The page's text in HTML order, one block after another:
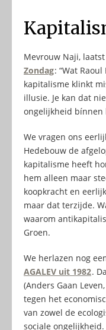
Mevrouw Naji,
Zondag: “Wat
kapitalisme klinkt
illusie. Je kan dat
ongelijkheid bínnen
We vragen ons
Hedebouw de
kapitalisme heeft
hem alleen maar
koopkracht en
maar dat terzijde.
waarom
Groen.
We herlazen nog
AGALEV uit 1982.
(Anders Gaan
tegen het
van zowel de
sociale